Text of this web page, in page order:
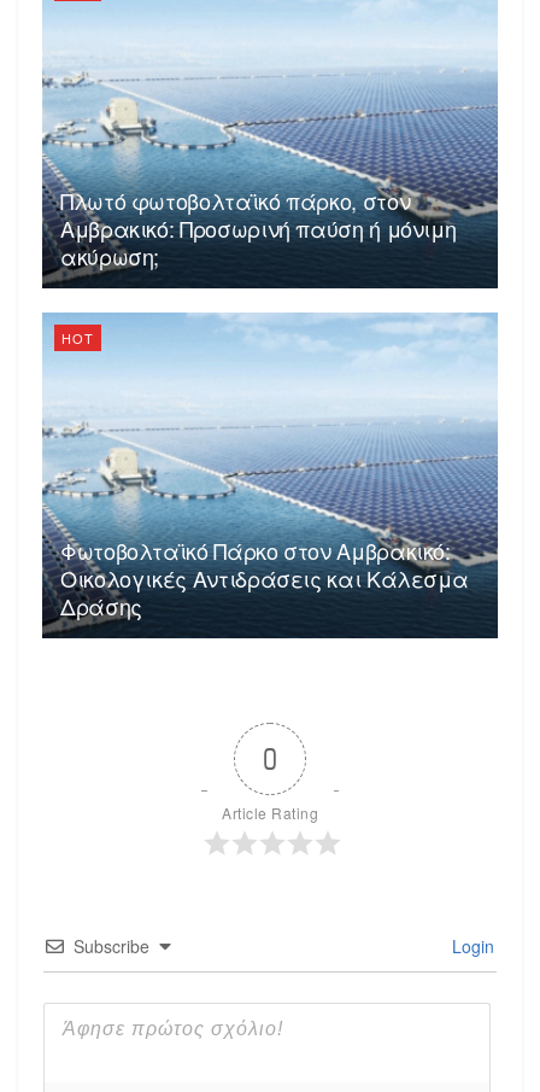
Πλωτό φωτοβολταϊκό πάρκο, στον
Αμβρακικό: Προσωρινή παύση ή μόνιμη
ακύρωση;
HOT
Φωτοβολταϊκό Πάρκο στον Αμβρακικό:
Οικολογικές Αντιδράσεις και Κάλεσμα
Δράσης
0
Article Rating
Subscribe Login